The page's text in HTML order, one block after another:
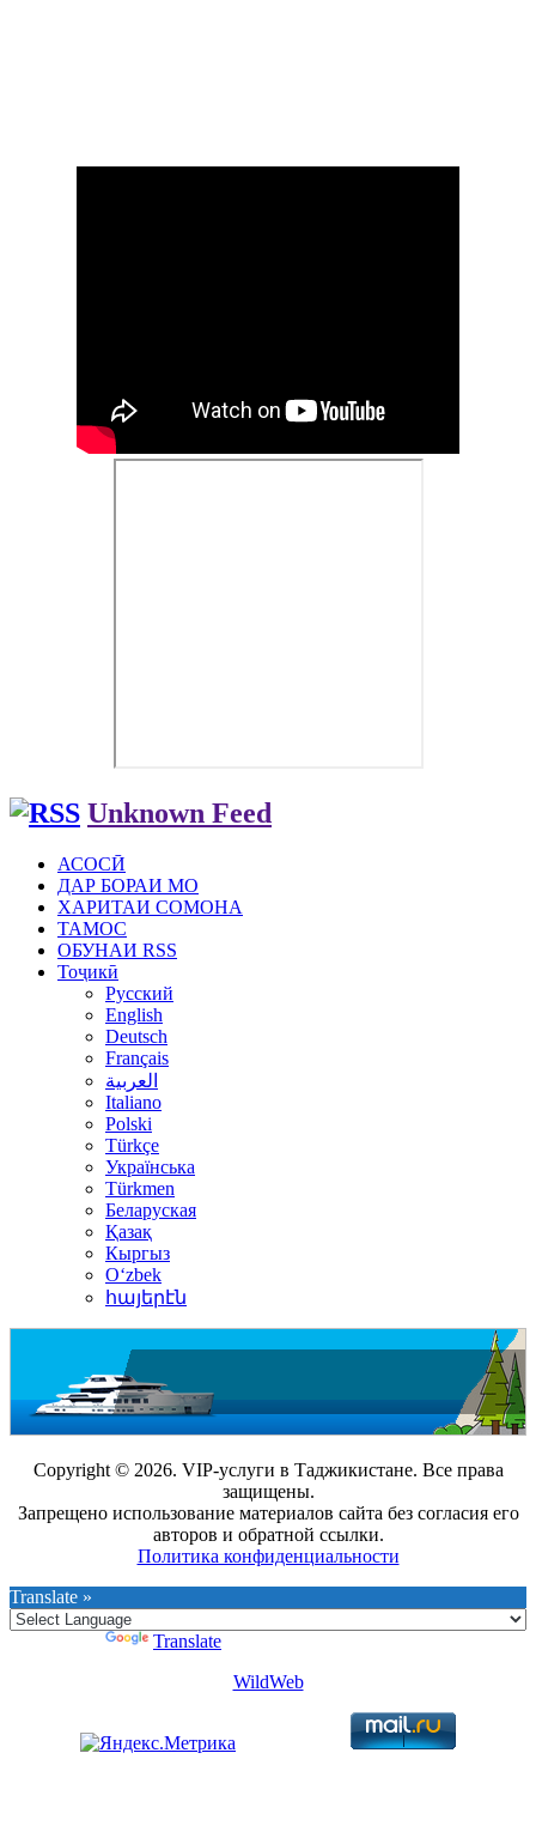
Unknown Feed
АСОСӢ
ДАР БОРАИ МО
ХАРИТАИ СОМОНА
ТАМОС
ОБУНАИ RSS
Тоҷикӣ
Русский
English
Deutsch
Français
العربية
Italiano
Polski
Türkçe
Українська
Türkmen
Беларуская
Қазақ
Кыргыз
Oʻzbek
հայերէն
Copyright © 2026. VIP-услуги в Таджикистане. Все права
защищены.
Запрещено использование материалов сайта без согласия его
авторов и обратной ссылки.
Политика конфиденциальности
Translate »
Translate
WildWeb